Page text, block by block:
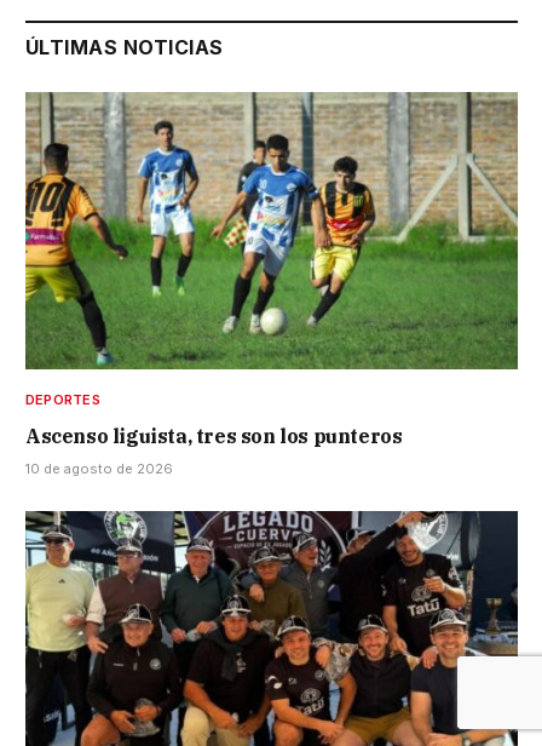
ÚLTIMAS NOTICIAS
DEPORTES
Ascenso liguista, tres son los punteros
10 de agosto de 2026